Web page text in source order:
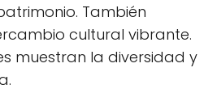
También
cultural vibrante.
muestran la diversidad y